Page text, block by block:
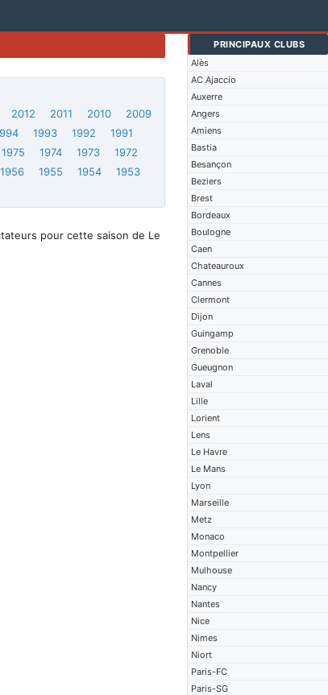
PRINCIPAUX CLUBS
Alès
AC Ajaccio
Auxerre
Angers
Amiens
Bastia
Besançon
Beziers
Brest
Bordeaux
Boulogne
Caen
Chateauroux
Cannes
Clermont
Dijon
Guingamp
Grenoble
Gueugnon
Laval
Lille
Lorient
Lens
Le Havre
Le Mans
Lyon
Marseille
Metz
Monaco
Montpellier
Mulhouse
Nancy
Nantes
Nice
Nimes
Niort
Paris-FC
Paris-SG
2012 2011 2010
2009
1993 1992
1991
1975 1974 1973
1972
1956 1955 1954
1953
pour cette saison de Le